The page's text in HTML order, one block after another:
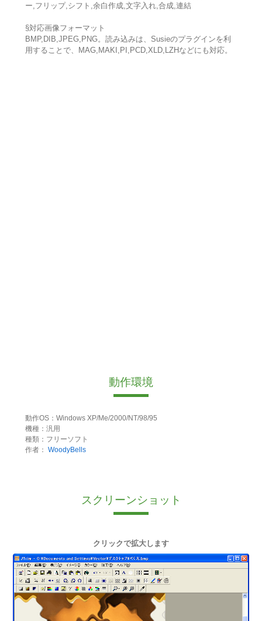
ー,フリップ,シフト,余白作成,文字入れ,合成,連結
§対応画像フォーマット
BMP,DIB,JPEG,PNG。読み込みは、Susieのプラグインを利
用することで、MAG,MAKI,PI,PCD,XLD,LZHなどにも対応。
動作環境
動作OS：Windows XP/Me/2000/NT/98/95
機種：汎用
種類：フリーソフト
作者： WoodyBells
スクリーンショット
クリックで拡大します